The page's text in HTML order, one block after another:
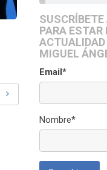
PARA
MIGUEL
Email*
Nombre*